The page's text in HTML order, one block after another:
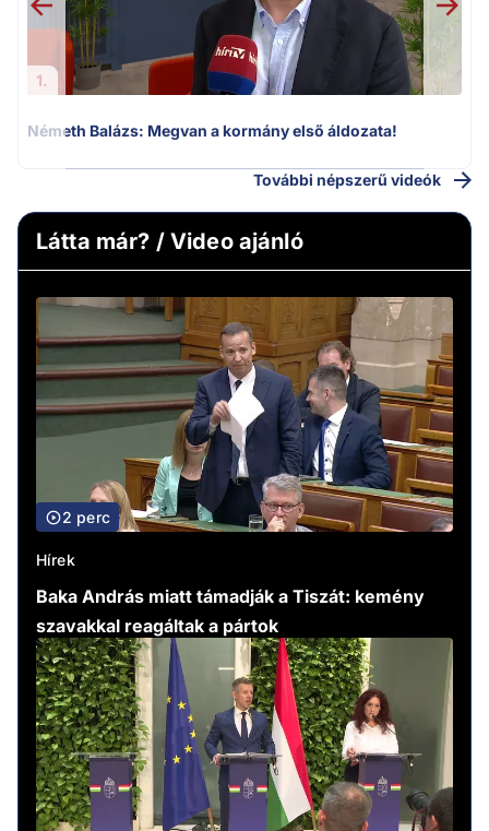
1.
Németh Balázs: Megvan a kormány első áldozata!
További népszerű videók
Látta már? / Video ajánló
2 perc
Hírek
Baka András miatt támadják a Tiszát: kemény
szavakkal reagáltak a pártok